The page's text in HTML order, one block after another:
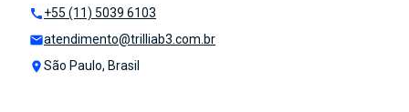
Crédito e recuperação
Inteligência de Mercado, Marketing e Vendas
Conteúdos
Blog
Acesso
call+55 (11) 5039 6103
mailatendimento@trilliab3.com.br
placeSão Paulo, Brasil